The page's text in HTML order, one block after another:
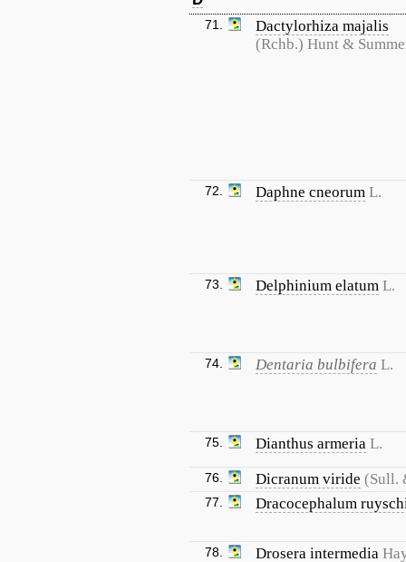
71.
Dactylorhiza majalis
(Rchb.) Hunt &
72. Daphne cneorum L.
73. Delphinium elatum L.
74. Dentaria bulbifera L.
75. Dianthus armeria L.
76. Dicranum viride (Sull.
77. Dracocephalum
78. Drosera intermedia